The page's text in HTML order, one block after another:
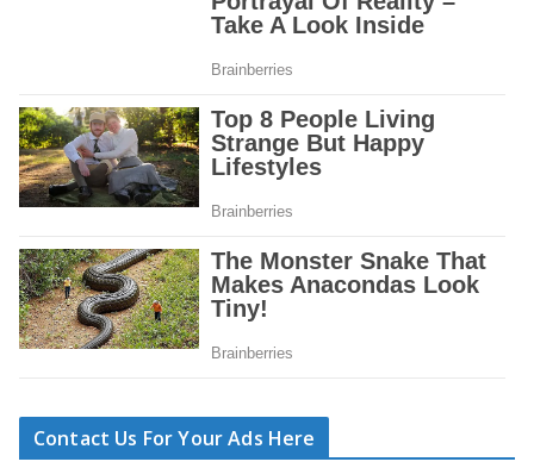
Contact Us For Your Ads Here